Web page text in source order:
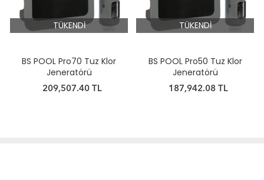
TÜKENDİ
BS POOL Pro70 Tuz Klor
Jeneratörü
209,507.40 TL
TÜKENDİ
BS POOL Pro50 Tuz Klor
Jeneratörü
187,942.08 TL